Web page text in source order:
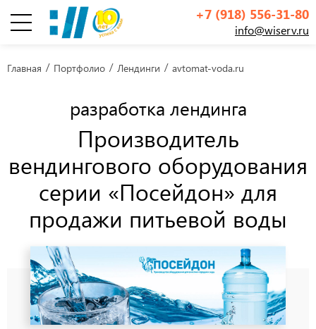
+7 (918) 556-31-80
info@wiserv.ru
Главная Портфолио Лендинги avtomat-voda.ru
разработка лендинга
Производитель
вендингового оборудования
серии «Посейдон» для
продажи питьевой воды